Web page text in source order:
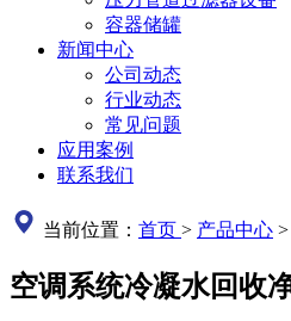
容器储罐
新闻中心
公司动态
行业动态
常见问题
应用案例
联系我们
当前位置： 首页 > 产品中心 >
空调系统冷凝水回收